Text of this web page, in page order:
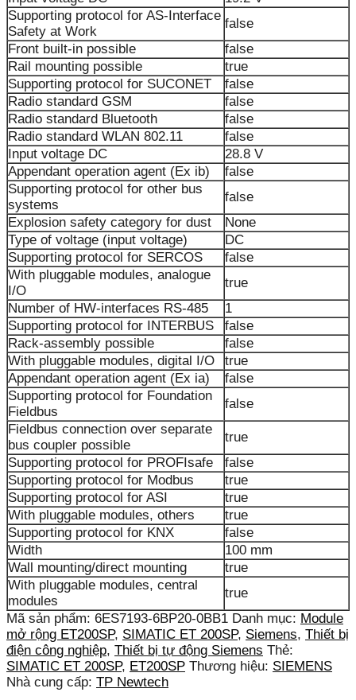
Supporting protocol for AS-Interface
Safety at Work
false
Front built-in possible
false
Rail mounting possible
true
Supporting protocol for SUCONET
false
Radio standard GSM
false
Radio standard Bluetooth
false
Radio standard WLAN 802.11
false
Input voltage DC
28.8 V
Appendant operation agent (Ex ib)
false
Supporting protocol for other bus
systems
false
Explosion safety category for dust
None
Type of voltage (input voltage)
DC
Supporting protocol for SERCOS
false
With pluggable modules, analogue
I/O
true
Number of HW-interfaces RS-485
1
Supporting protocol for INTERBUS
false
Rack-assembly possible
false
With pluggable modules, digital I/O
true
Appendant operation agent (Ex ia)
false
Supporting protocol for Foundation
Fieldbus
false
Fieldbus connection over separate
bus coupler possible
true
Supporting protocol for PROFIsafe
false
Supporting protocol for Modbus
true
Supporting protocol for ASI
true
With pluggable modules, others
true
Supporting protocol for KNX
false
Width
100 mm
Wall mounting/direct mounting
true
With pluggable modules, central
modules
true
Mã sản phẩm: 6ES7193-6BP20-0BB1 Danh mục: Module
mở rộng ET200SP, SIMATIC ET 200SP, Siemens, Thiết bị
điện công nghiệp, Thiết bị tự động Siemens Thẻ:
SIMATIC ET 200SP, ET200SP Thương hiệu: SIEMENS
Nhà cung cấp: TP Newtech